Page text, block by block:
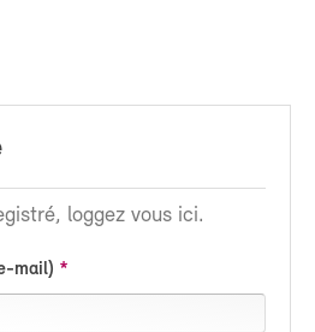
loggez vous ici.
mail)